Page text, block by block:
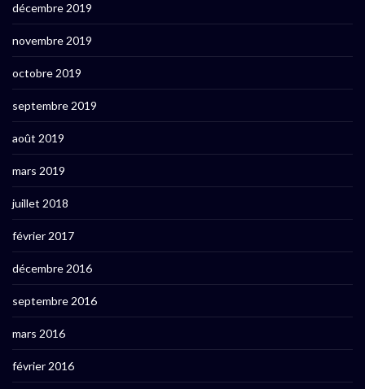
décembre 2019
novembre 2019
octobre 2019
septembre 2019
août 2019
mars 2019
juillet 2018
février 2017
décembre 2016
septembre 2016
mars 2016
février 2016